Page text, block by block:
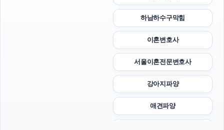
하남하수구막힘
이혼변호사
서울이혼전문변호사
강아지파양
애견파양